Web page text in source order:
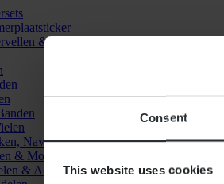
Consent
This website uses cookies
& Stickers
Naven & Lagers
& Mousses
& Accessoires